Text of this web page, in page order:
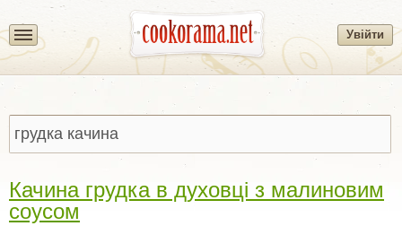
Увійти
Качина грудка в духовці з малиновим
соусом